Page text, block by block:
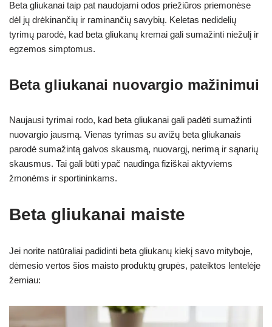
Beta gliukanai taip pat naudojami odos priežiūros priemonėse
dėl jų drėkinančių ir raminančių savybių. Keletas nedidelių
tyrimų parodė, kad beta gliukanų kremai gali sumažinti niežulį ir
egzemos simptomus.
Beta gliukanai nuovargio mažinimui
Naujausi tyrimai rodo, kad beta gliukanai gali padėti sumažinti
nuovargio jausmą. Vienas tyrimas su avižų beta gliukanais
parodė sumažintą galvos skausmą, nuovargį, nerimą ir sąnarių
skausmus. Tai gali būti ypač naudinga fiziškai aktyviems
žmonėms ir sportininkams.
Beta gliukanai maiste
Jei norite natūraliai padidinti beta gliukanų kiekį savo mityboje,
dėmesio vertos šios maisto produktų grupės, pateiktos lentelėje
žemiau: